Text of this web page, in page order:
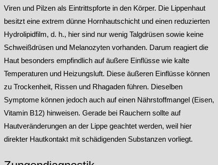
Viren und Pilzen als Eintrittspforte in den Körper. Die Lippenhaut
besitzt eine extrem dünne Hornhautschicht und einen reduzierten
Hydrolipidfilm, d. h., hier sind nur wenig Talgdrüsen sowie keine
Schweißdrüsen und Melanozyten vorhanden. Darum reagiert die
Haut besonders empfindlich auf äußere Einflüsse wie kalte
Temperaturen und Heizungsluft. Diese äußeren Einflüsse können
zu Trockenheit, Rissen und Rhagaden führen. Dieselben
Symptome können jedoch auch auf einen Nährstoffmangel (Eisen,
Vitamin B12) hinweisen. Gerade bei Rauchern sollte auf
Hautveränderungen an der Lippe geachtet werden, weil hier
direkter Hautkontakt mit schädigenden Substanzen vorliegt.